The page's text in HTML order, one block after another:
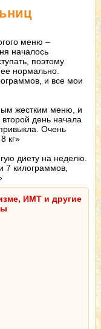
меню –
началось
поэтому
нормально.
и все мои
жестким меню, и
день начала
Очень
кг»
диету на неделю.
7 килограммов,
ИМТ и другие